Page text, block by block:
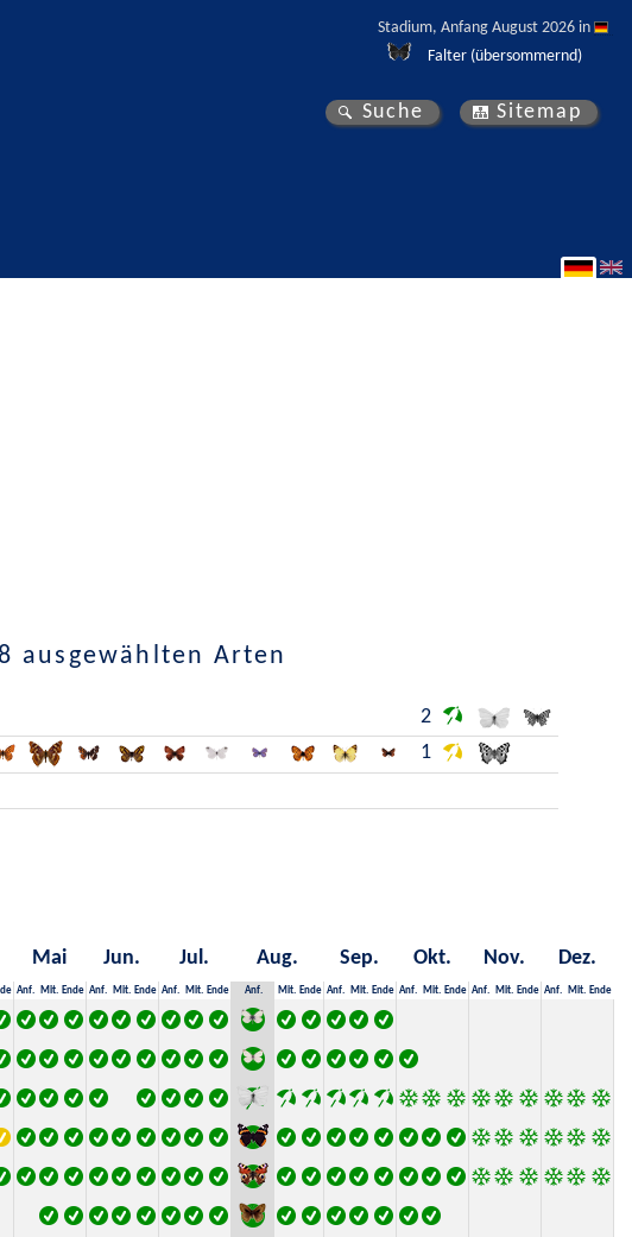
Stadium, Anfang August 2026 in
Falter (übersommernd)
Suche Sitemap
ausgewählten Arten
2
1
Mai Jun. Jul. Aug. Sep. Okt. Nov. Dez.
Anf. Mit. Ende Anf. Mit. Ende Anf. Mit. Ende Anf. Mit. Ende Anf. Mit. Ende Anf. Mit. Ende Anf. Mit. Ende Anf. Mit. Ende